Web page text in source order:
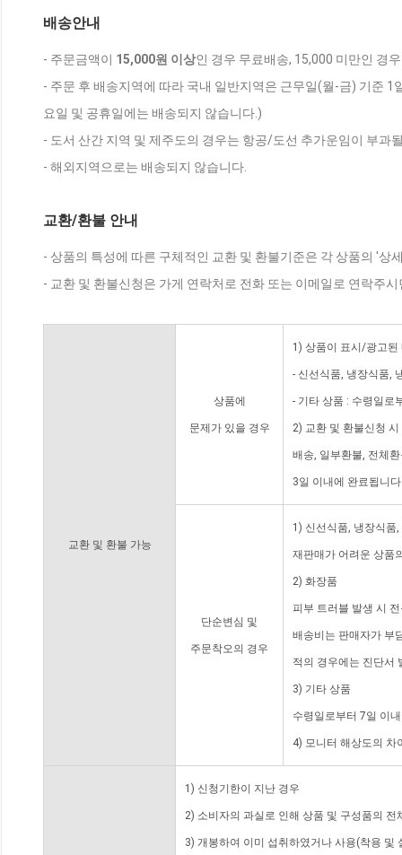
배송안내
- 주문금액이 15,000원 이상인 경우 무료배송, 15,000 미만인 경
- 주문 후 배송지역에 따라 국내 일반지역은 근무일(월-금) 기준
요일 및 공휴일에는 배송되지 않습니다.)
- 도서 산간 지역 및 제주도의 경우는 항공/도선 추가운임이 부과
- 해외지역으로는 배송되지 않습니다.
교환/환불 안내
- 상품의 특성에 따른 구체적인 교환 및 환불기준은 각 상품의 '상
- 교환 및 환불신청은 가게 연락처로 전화 또는 이메일로 연락주
교환 및 환불 가능
상품에
문제가 있을 경우
1) 상품이 표시/광고된
- 신선식품, 냉장식품,
- 기타 상품 : 수령일로
2) 교환 및 환불신청
배송, 일부환불, 전체
3일 이내에 완료됩니
단순변심 및
주문착오의 경우
1) 신선식품, 냉장식품
재판매가 어려운 상품
2) 화장품
피부 트러블 발생 시
배송비는 판매자가 부
적의 경우에는 진단서
3) 기타 상품
수령일로부터 7일 이
4) 모니터 해상도의 차
1) 신청기한이 지난 경우
2) 소비자의 과실로 인해 상품 및 구성품의
3) 개봉하여 이미 섭취하였거나 사용(착용 및